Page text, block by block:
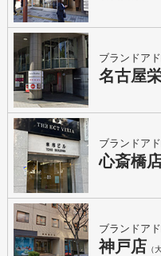
ブランドア
名古屋
ブランドア
心斎橋
ブランドア
神戸店 （